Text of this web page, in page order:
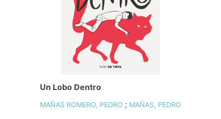
Un Lobo Dentro
MAÑAS ROMERO, PEDRO ; MAÑAS, PEDRO